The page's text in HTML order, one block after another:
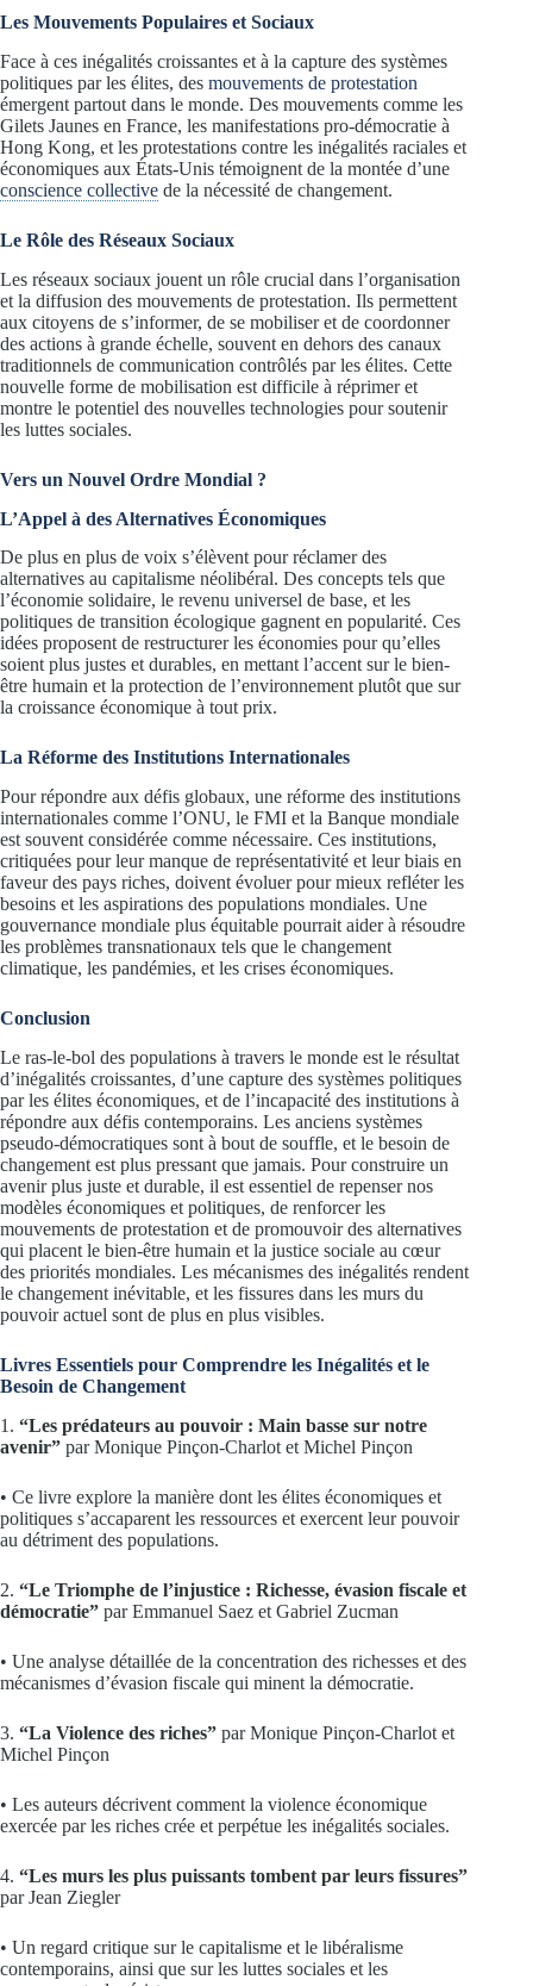
Les Mouvements Populaires et Sociaux
Face à ces inégalités croissantes et à la capture des systèmes
politiques par les élites, des mouvements de protestation
émergent partout dans le monde. Des mouvements comme les
Gilets Jaunes en France, les manifestations pro-démocratie à
Hong Kong, et les protestations contre les inégalités raciales et
économiques aux États-Unis témoignent de la montée d’une
conscience collective de la nécessité de changement.
Le Rôle des Réseaux Sociaux
Les réseaux sociaux jouent un rôle crucial dans l’organisation
et la diffusion des mouvements de protestation. Ils permettent
aux citoyens de s’informer, de se mobiliser et de coordonner
des actions à grande échelle, souvent en dehors des canaux
traditionnels de communication contrôlés par les élites. Cette
nouvelle forme de mobilisation est difficile à réprimer et
montre le potentiel des nouvelles technologies pour soutenir
les luttes sociales.
Vers un Nouvel Ordre Mondial ?
L’Appel à des Alternatives Économiques
De plus en plus de voix s’élèvent pour réclamer des
alternatives au capitalisme néolibéral. Des concepts tels que
l’économie solidaire, le revenu universel de base, et les
politiques de transition écologique gagnent en popularité. Ces
idées proposent de restructurer les économies pour qu’elles
soient plus justes et durables, en mettant l’accent sur le bien-
être humain et la protection de l’environnement plutôt que sur
la croissance économique à tout prix.
La Réforme des Institutions Internationales
Pour répondre aux défis globaux, une réforme des institutions
internationales comme l’ONU, le FMI et la Banque mondiale
est souvent considérée comme nécessaire. Ces institutions,
critiquées pour leur manque de représentativité et leur biais en
faveur des pays riches, doivent évoluer pour mieux refléter les
besoins et les aspirations des populations mondiales. Une
gouvernance mondiale plus équitable pourrait aider à résoudre
les problèmes transnationaux tels que le changement
climatique, les pandémies, et les crises économiques.
Conclusion
Le ras-le-bol des populations à travers le monde est le résultat
d’inégalités croissantes, d’une capture des systèmes politiques
par les élites économiques, et de l’incapacité des institutions à
répondre aux défis contemporains. Les anciens systèmes
pseudo-démocratiques sont à bout de souffle, et le besoin de
changement est plus pressant que jamais. Pour construire un
avenir plus juste et durable, il est essentiel de repenser nos
modèles économiques et politiques, de renforcer les
mouvements de protestation et de promouvoir des alternatives
qui placent le bien-être humain et la justice sociale au cœur
des priorités mondiales. Les mécanismes des inégalités rendent
le changement inévitable, et les fissures dans les murs du
pouvoir actuel sont de plus en plus visibles.
Livres Essentiels pour Comprendre les Inégalités et le
Besoin de Changement
1. “Les prédateurs au pouvoir : Main basse sur notre
avenir” par Monique Pinçon-Charlot et Michel Pinçon
• Ce livre explore la manière dont les élites économiques et
politiques s’accaparent les ressources et exercent leur pouvoir
au détriment des populations.
2. “Le Triomphe de l’injustice : Richesse, évasion fiscale et
démocratie” par Emmanuel Saez et Gabriel Zucman
• Une analyse détaillée de la concentration des richesses et des
mécanismes d’évasion fiscale qui minent la démocratie.
3. “La Violence des riches” par Monique Pinçon-Charlot et
Michel Pinçon
• Les auteurs décrivent comment la violence économique
exercée par les riches crée et perpétue les inégalités sociales.
4. “Les murs les plus puissants tombent par leurs fissures”
par Jean Ziegler
• Un regard critique sur le capitalisme et le libéralisme
contemporains, ainsi que sur les luttes sociales et les